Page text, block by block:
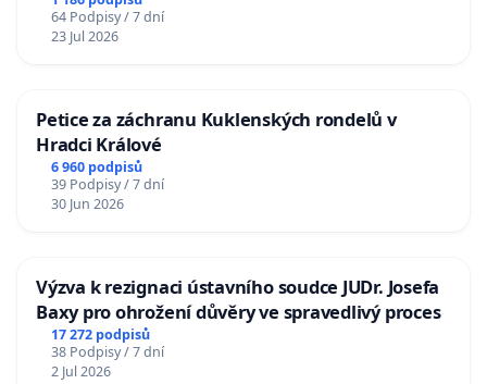
64 Podpisy / 7 dní
23 Jul 2026
Petice za záchranu Kuklenských rondelů v
Hradci Králové
6 960 podpisů
39 Podpisy / 7 dní
30 Jun 2026
Výzva k rezignaci ústavního soudce JUDr. Josefa
Baxy pro ohrožení důvěry ve spravedlivý proces
17 272 podpisů
38 Podpisy / 7 dní
2 Jul 2026